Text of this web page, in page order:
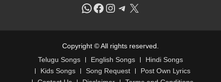
WhatsApp
Facebook
Instagram
Telegram
X
Copyright © All rights reserved.
Telugu Songs
English Songs
Hindi Songs
Kids Songs
Song Request
Post Own Lyrics